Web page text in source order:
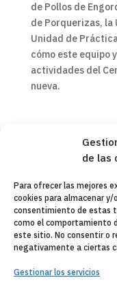
de las
Para ofrecer las mejores
cookies para almacenar
consentimiento de estas
como el comportamiento
este sitio. No consentir o
negativamente a ciertas
Gestionar los servicios
de Pollos de
de Porquerizas, la
Unidad de
cómo este equipo
actividades del
nueva.